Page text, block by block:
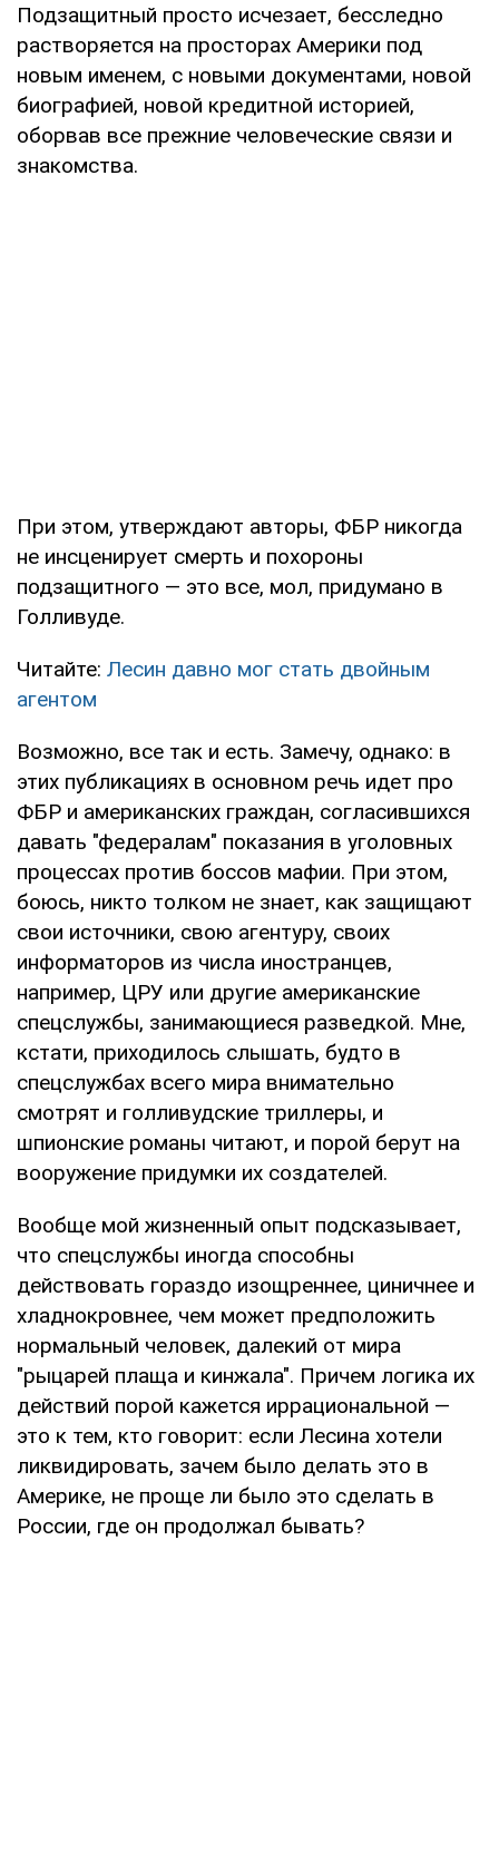
Подзащитный просто исчезает, бесследно
растворяется на просторах Америки под
новым именем, с новыми документами, новой
биографией, новой кредитной историей,
оборвав все прежние человеческие связи и
знакомства.
При этом, утверждают авторы, ФБР никогда
не инсценирует смерть и похороны
подзащитного — это все, мол, придумано в
Голливуде.
Читайте: Лесин давно мог стать двойным
агентом
Возможно, все так и есть. Замечу, однако: в
этих публикациях в основном речь идет про
ФБР и американских граждан, согласившихся
давать "федералам" показания в уголовных
процессах против боссов мафии. При этом,
боюсь, никто толком не знает, как защищают
свои источники, свою агентуру, своих
информаторов из числа иностранцев,
например, ЦРУ или другие американские
спецслужбы, занимающиеся разведкой. Мне,
кстати, приходилось слышать, будто в
спецслужбах всего мира внимательно
смотрят и голливудские триллеры, и
шпионские романы читают, и порой берут на
вооружение придумки их создателей.
Вообще мой жизненный опыт подсказывает,
что спецслужбы иногда способны
действовать гораздо изощреннее, циничнее и
хладнокровнее, чем может предположить
нормальный человек, далекий от мира
"рыцарей плаща и кинжала". Причем логика их
действий порой кажется иррациональной —
это к тем, кто говорит: если Лесина хотели
ликвидировать, зачем было делать это в
Америке, не проще ли было это сделать в
России, где он продолжал бывать?